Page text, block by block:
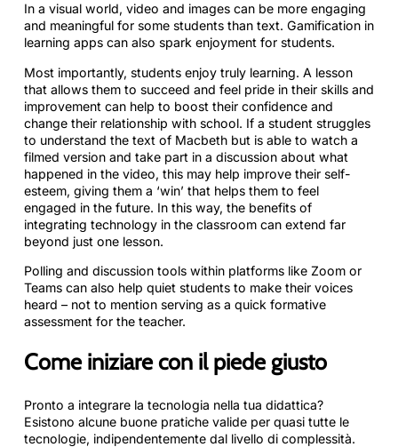
In a visual world, video and images can be more engaging
and meaningful for some students than text. Gamification in
learning apps can also spark enjoyment for students.
Most importantly, students enjoy truly learning. A lesson
that allows them to succeed and feel pride in their skills and
improvement can help to boost their confidence and
change their relationship with school. If a student struggles
to understand the text of Macbeth but is able to watch a
filmed version and take part in a discussion about what
happened in the video, this may help improve their self-
esteem, giving them a ‘win’ that helps them to feel
engaged in the future. In this way, the benefits of
integrating technology in the classroom can extend far
beyond just one lesson.
Polling and discussion tools within platforms like Zoom or
Teams can also help quiet students to make their voices
heard – not to mention serving as a quick formative
assessment for the teacher.
Come iniziare con il piede giusto
Pronto a integrare la tecnologia nella tua didattica?
Esistono alcune buone pratiche valide per quasi tutte le
tecnologie, indipendentemente dal livello di complessità.